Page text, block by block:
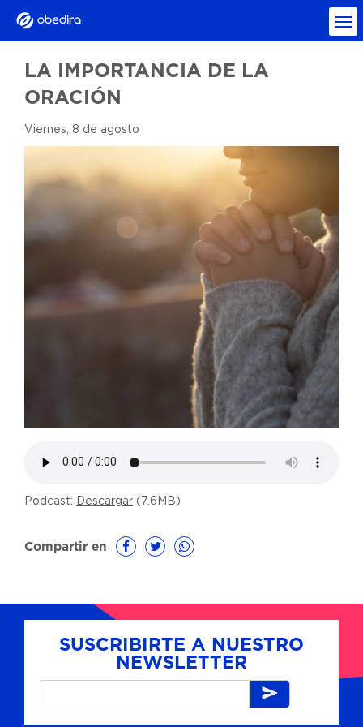
LA IMPORTANCIA DE LA
ORACIÓN
Viernes, 8 de agosto
Podcast: Descargar (7.6MB)
Compartir en
SUSCRIBIRTE A NUESTRO
NEWSLETTER